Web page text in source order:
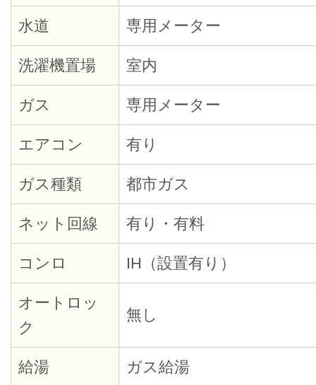
水道 専用メーター
洗濯機置場 室内
ガス 専用メーター
エアコン 有り
ガス種類 都市ガス
ネット回線 有り・有料
コンロ IH（設置有り）
オートロッ
ク
無し
給湯 ガス給湯